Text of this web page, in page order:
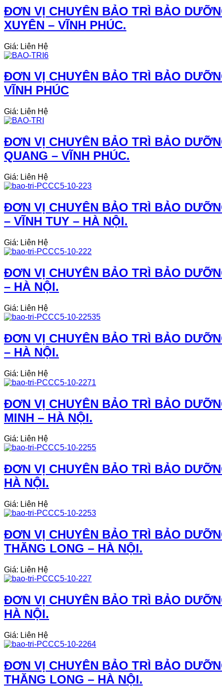
ĐƠN VỊ CHUYÊN BẢO TRÌ BẢO
XUYÊN – VĨNH PHÚC.
Giá: Liên Hệ
ĐƠN VỊ CHUYÊN BẢO TRÌ BẢO
VĨNH PHÚC
Giá: Liên Hệ
ĐƠN VỊ CHUYÊN BẢO TRÌ BẢO
QUANG – VĨNH PHÚC.
Giá: Liên Hệ
ĐƠN VỊ CHUYÊN BẢO TRÌ BẢO
– VĨNH TUY – HÀ NỘI.
Giá: Liên Hệ
ĐƠN VỊ CHUYÊN BẢO TRÌ BẢO
– HÀ NỘI.
Giá: Liên Hệ
ĐƠN VỊ CHUYÊN BẢO TRÌ BẢO
– HÀ NỘI.
Giá: Liên Hệ
ĐƠN VỊ CHUYÊN BẢO TRÌ BẢO
MINH – HÀ NỘI.
Giá: Liên Hệ
ĐƠN VỊ CHUYÊN BẢO TRÌ BẢO
HÀ NỘI.
Giá: Liên Hệ
ĐƠN VỊ CHUYÊN BẢO TRÌ BẢO
THĂNG LONG – HÀ NỘI.
Giá: Liên Hệ
ĐƠN VỊ CHUYÊN BẢO TRÌ BẢO
HÀ NỘI.
Giá: Liên Hệ
ĐƠN VỊ CHUYÊN BẢO TRÌ BẢO
THĂNG LONG – HÀ NỘI.